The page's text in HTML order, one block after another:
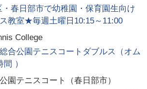
・春日部市で幼稚園・保育園生向け
教室★毎週土曜日10:15～11:00
College
合公園テニスコートダブルス（オム
）
園テニスコート（春日部市）